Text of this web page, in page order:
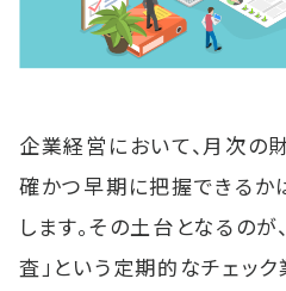
企業経営において、月次の
確かつ早期に把握できるか
します。その土台となるの
査」という定期的なチェッ